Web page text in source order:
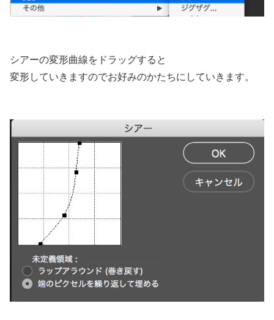
シアーの変形曲線をドラッグすると
変形していきますのでお好みのかたちにしていきます。